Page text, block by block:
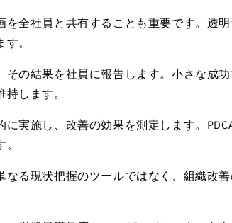
全社員と共有することも重要です。透
。
その結果を社員に報告します。小さな成
します。
実施し、改善の効果を測定します。
なる現状把握のツールではなく、組織改